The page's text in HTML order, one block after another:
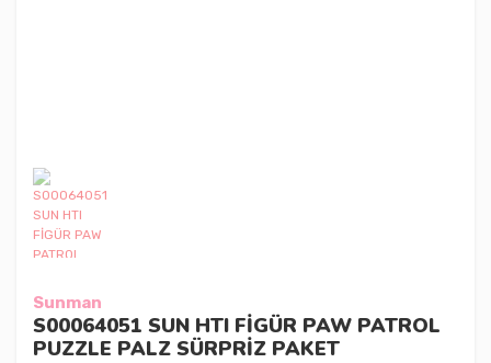
Sunman
S00064051 SUN HTI FİGÜR PAW PATROL
PUZZLE PALZ SÜRPRİZ PAKET